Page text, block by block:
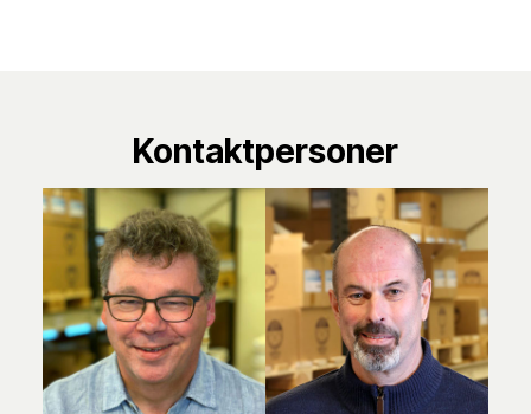
Kontaktpersoner